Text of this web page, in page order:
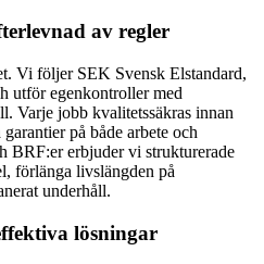
av regler
Vi följer SEK Svensk Elstandard,
utför egenkontroller med
Varje jobb kvalitetssäkras innan
på både arbete och
BRF:er erbjuder vi strukturerade
förlänga livslängden på
underhåll.
lösningar